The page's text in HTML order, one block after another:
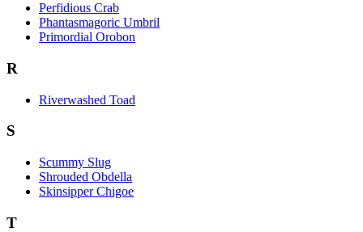
Perfidious Crab
Phantasmagoric Umbril
Primordial Orobon
R
Riverwashed Toad
S
Scummy Slug
Shrouded Obdella
Skinsipper Chigoe
T